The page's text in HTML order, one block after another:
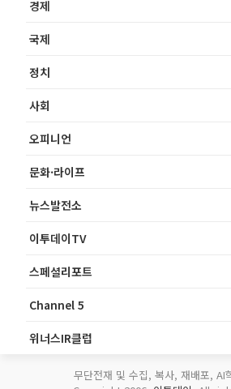
경제
국제
정치
사회
오피니언
문화·라이프
뉴스발전소
이투데이TV
스페셜리포트
Channel 5
위너스IR클럽
무단전재 및 수집, 복사, 재배포, AI